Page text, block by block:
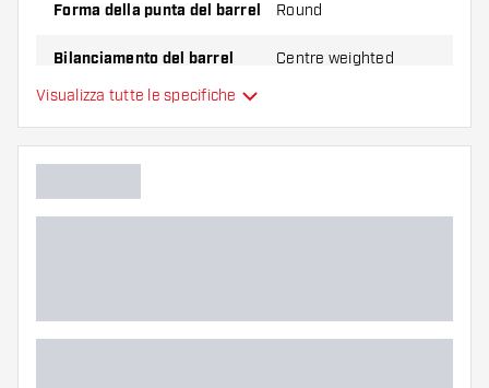
Forma della punta del barrel Round
Bilanciamento del barrel Centre weighted
Materiale delle freccette
Zona di presa del barrel
Visualizza tutte le specifiche